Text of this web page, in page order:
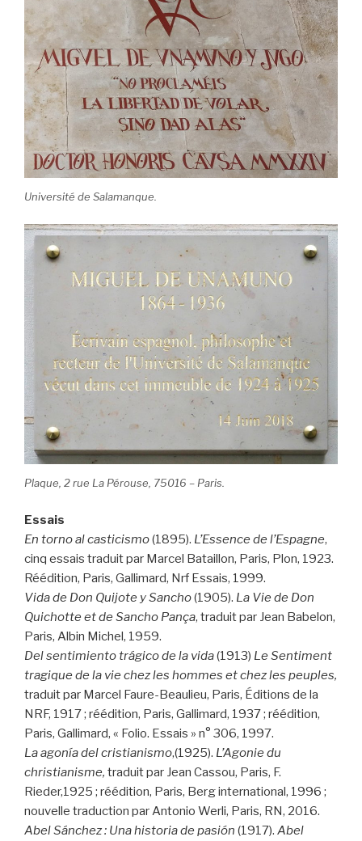
Université de Salamanque.
Plaque, 2 rue La Pérouse, 75016 – Paris.
Essais
En torno al casticismo(1895). L’Essence de l’Espagne,
cinq essais traduit par Marcel Bataillon, Paris, Plon, 1923.
Réédition, Paris, Gallimard, Nrf Essais, 1999.
Vida de Don Quijote y Sancho(1905). La Vie de Don
Quichotte et de Sancho Pança, traduit par Jean Babelon,
Paris, Albin Michel, 1959.
Del sentimiento trágico de la vida(1913) Le Sentiment
tragique de la vie chez les hommes et chez les peuples,
traduit par Marcel Faure-Beaulieu, Paris, Éditions de la
NRF, 1917 ; réédition, Paris, Gallimard, 1937 ; réédition,
Paris, Gallimard, « Folio. Essais » n° 306, 1997.
La agonía del cristianismo,(1925). L’Agonie du
christianisme, traduit par Jean Cassou, Paris, F.
Rieder,1925 ; réédition, Paris, Berg international, 1996 ;
nouvelle traduction par Antonio Werli, Paris, RN, 2016.
Abel Sánchez : Una historia de pasión (1917). Abel